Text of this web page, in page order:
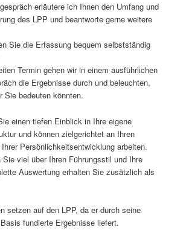
erläutere ich Ihnen den Umfang und
des LPP und beantworte gerne weitere
Sie die Erfassung bequem selbstständig
Termin gehen wir in einem ausführlichen
die Ergebnisse durch und beleuchten,
Sie bedeuten könnten.
einen tiefen Einblick in Ihre eigene
und können zielgerichtet an Ihren
Persönlichkeitsentwicklung arbeiten.
viel über Ihren Führungsstil und Ihre
Auswertung erhalten Sie zusätzlich als
setzen auf den LPP, da er durch seine
fundierte Ergebnisse liefert.